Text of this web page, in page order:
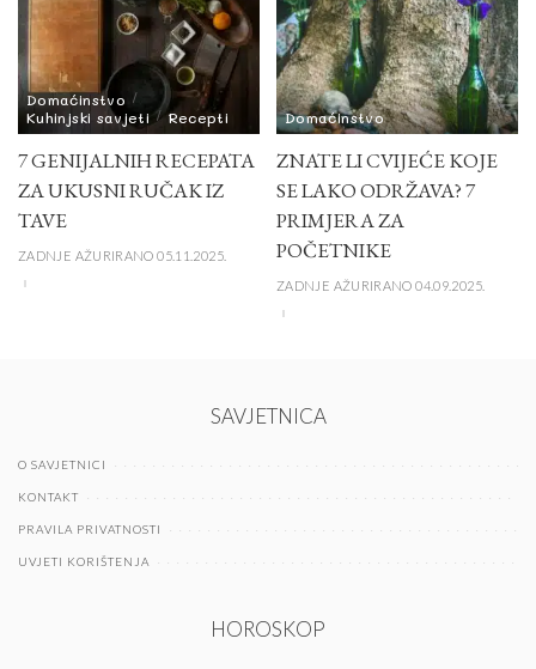
Domaćinstvo
Kuhinjski savjeti
Recepti
7 GENIJALNIH RECEPATA
ZA UKUSNI RUČAK IZ
TAVE
ZADNJE AŽURIRANO 05.11.2025.
Domaćinstvo
ZNATE LI CVIJEĆE KOJE
SE LAKO ODRŽAVA? 7
PRIMJERA ZA
POČETNIKE
ZADNJE AŽURIRANO 04.09.2025.
SAVJETNICA
O SAVJETNICI
KONTAKT
PRAVILA PRIVATNOSTI
UVJETI KORIŠTENJA
HOROSKOP